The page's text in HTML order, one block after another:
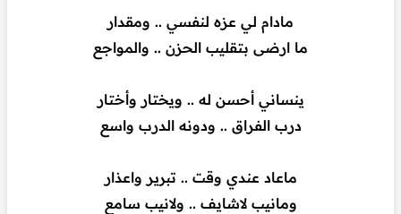
مادام لي عزه لنفسي .. ومقدار
ما ارضى بتقليب الحزن .. والمواجع
ينساني أحسن له .. ويختار وأختار
درب الفراق .. ودونه الدرب واسع
ماعاد عندي وقت .. تبرير واعذار
ومانيب لاشايف .. ولانيب سامع